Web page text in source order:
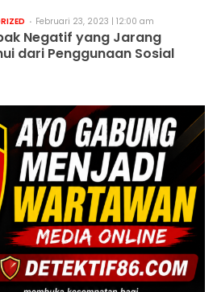
Februari 23, 2023 | 12:00 am
Negatif yang Jarang
dari Penggunaan Sosial